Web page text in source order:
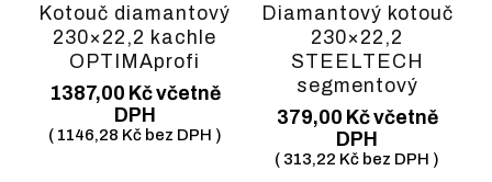
Kotouč diamantový
230×22,2 kachle
OPTIMAprofi
1387,00 Kčvčetně
DPH
( 1146,28 Kčbez DPH )
Diamantový kotouč
230×22,2
STEELTECH
segmentový
379,00 Kčvčetně
DPH
( 313,22 Kč bez DPH )